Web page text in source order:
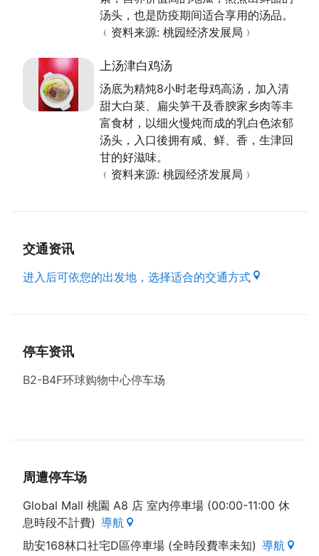
汤头，也是防疫期间适合享用的汤品。
﹙资料来源: 桃园经济发展局﹚
上汤津白鸡汤
汤底为精炖8小时老母鸡高汤，加入清
甜大白菜、扁尖笋干及香腴家乡肉等丰
富食材，以细火慢炖而成的乳白色浓郁
汤头，入口後拥有咸、鲜、香，生津回
甘的好滋味。
﹙资料来源: 桃园经济发展局﹚
交通资讯
进入后可依您的出发地，选择适合的交通方式
停车资讯
B2-B4F环球购物中心停车场
周遭停车场
Global Mall 桃園 A8 店 室內停車場 (00:00-11:00 休
息時段不計費) 導航
助安168林口社宅D區停車場 (全時段費率未知) 導航